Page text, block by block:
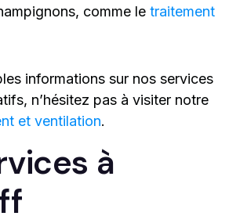
comme le traitement
informations sur nos services
n’hésitez pas à visiter notre
et ventilation.
à